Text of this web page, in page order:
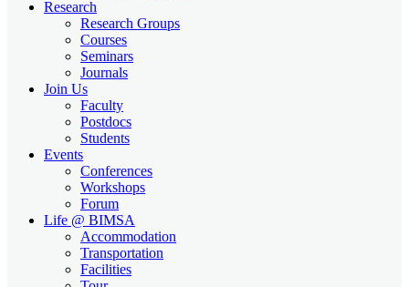
Research
Research Groups
Courses
Seminars
Journals
Join Us
Faculty
Postdocs
Students
Events
Conferences
Workshops
Forum
Life @ BIMSA
Accommodation
Transportation
Facilities